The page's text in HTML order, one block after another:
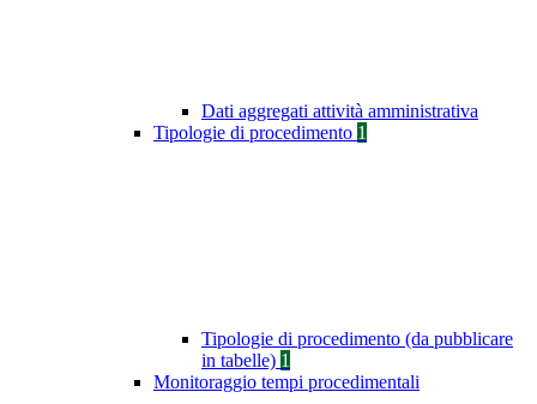
Dati aggregati attività amministrativa
Tipologie di procedimento 1
Tipologie di procedimento (da pubblicare
in tabelle) 1
Monitoraggio tempi procedimentali